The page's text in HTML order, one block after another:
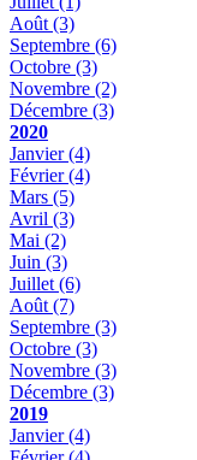
Août (3)
Septembre (6)
Octobre (3)
Novembre (2)
Décembre (3)
2020
Janvier(4)
Février(4)
Mars (5)
Avril (3)
Mai (2)
Juin (3)
Juillet (6)
Août (7)
Septembre (3)
Octobre (3)
Novembre (3)
Décembre (3)
2019
Janvier(4)